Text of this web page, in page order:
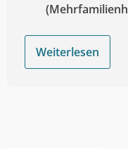
Weiterlesen